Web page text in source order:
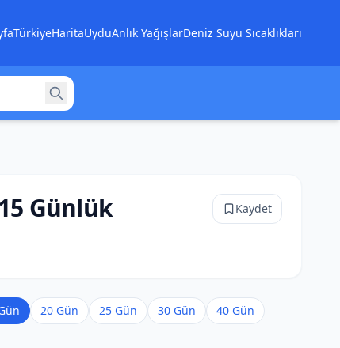
TürkiyeHaritaUyduAnlık YağışlarDeniz Suyu Sıcaklıkları
Günlük Kaydet
20 Gün 25 Gün 30 Gün
40 Gün